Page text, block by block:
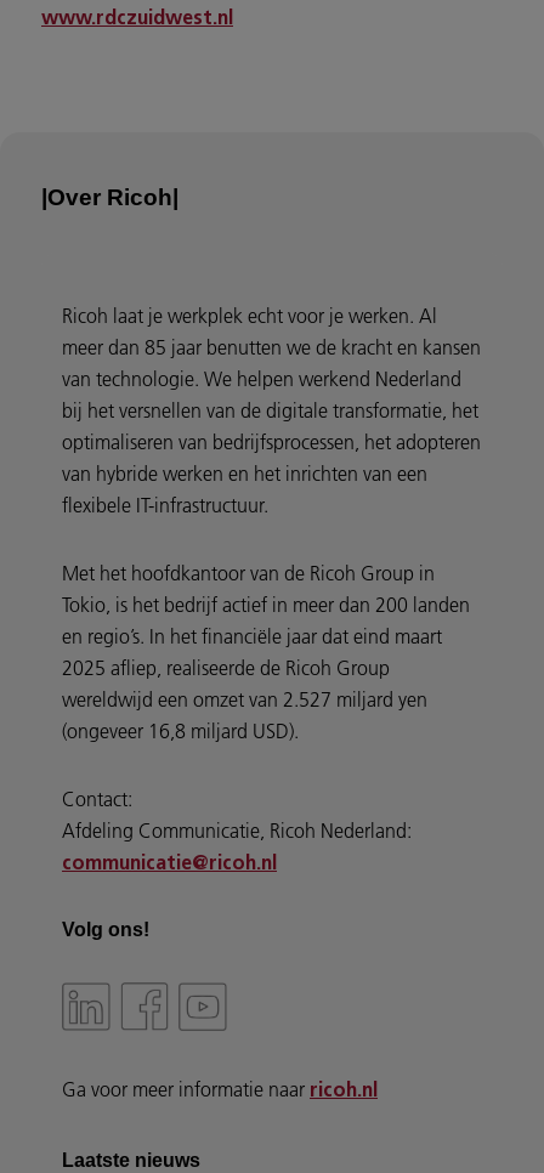
www.rdczuidwest.nl
|Over Ricoh|
Ricoh laat je werkplek echt voor je werken. Al
meer dan 85 jaar benutten we de kracht en kansen
van technologie. We helpen werkend Nederland
bij het versnellen van de digitale transformatie, het
optimaliseren van bedrijfsprocessen, het adopteren
van hybride werken en het inrichten van een
flexibele IT-infrastructuur.
Met het hoofdkantoor van de Ricoh Group in
Tokio, is het bedrijf actief in meer dan 200 landen
en regio’s. In het financiële jaar dat eind maart
2025 afliep, realiseerde de Ricoh Group
wereldwijd een omzet van 2.527 miljard yen
(ongeveer 16,8 miljard USD).
Contact:
Afdeling Communicatie, Ricoh Nederland:
communicatie@ricoh.nl
Volg ons!
Ga voor meer informatie naar ricoh.nl
Laatste nieuws